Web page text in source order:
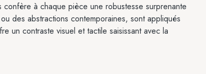
à chaque pièce une robustesse surprenante
des abstractions contemporaines, sont appliqués
un contraste visuel et tactile saisissant avec la